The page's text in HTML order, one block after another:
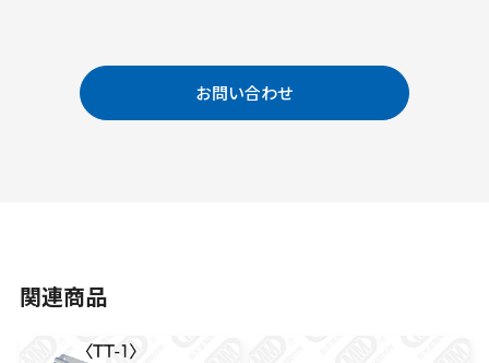
お問い合わせ
関連商品